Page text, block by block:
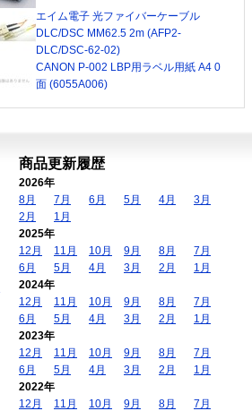
エイム電子 光ファイバーケーブル
DLC/DSC MM62.5 2m (AFP2-
DLC/DSC-62-02)
CANON P-002 LBP用ラベル用紙 A4 0
面 (6055A006)
商品更新履歴
2026年
8月
7月 6月 5月 4月
3月
2月
1月
2025年
12月
11月 10月 9月 8月
7月
6月
5月 4月 3月 2月
1月
2024年
12月
11月 10月 9月 8月
7月
6月
5月 4月 3月 2月
1月
2023年
12月
11月 10月 9月 8月
7月
6月
5月 4月 3月 2月
1月
2022年
12月
11月 10月 9月 8月
7月